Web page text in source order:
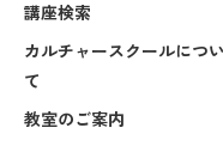
講座検索
カルチャースクールについ
て
教室のご案内